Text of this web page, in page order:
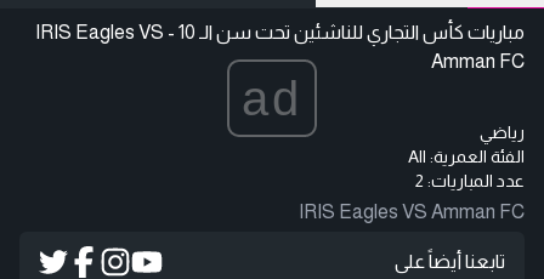
مباريات كأس التجاري للناشئين تحت سن الـ 10 - IRIS Eagles VS
Amman FC
ad
رياضي
الفئة العمرية: All
عدد المباريات: 2
IRIS Eagles VS Amman FC
تابعنا أيضاً على